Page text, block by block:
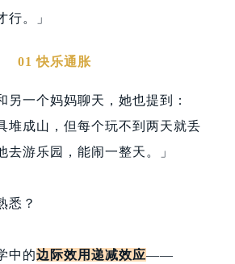
行。」
01 快乐通胀
另一个妈妈聊天，她也提到：
堆成山，但每个玩不到两天就丢
去游乐园，能闹一整天。」
悉？
中的边际效用递减效应——